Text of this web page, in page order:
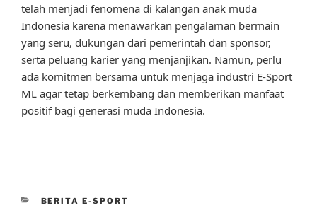
telah menjadi fenomena di kalangan anak muda
Indonesia karena menawarkan pengalaman bermain
yang seru, dukungan dari pemerintah dan sponsor,
serta peluang karier yang menjanjikan. Namun, perlu
ada komitmen bersama untuk menjaga industri E-Sport
ML agar tetap berkembang dan memberikan manfaat
positif bagi generasi muda Indonesia.
CATEGORIES
BERITA E-SPORT